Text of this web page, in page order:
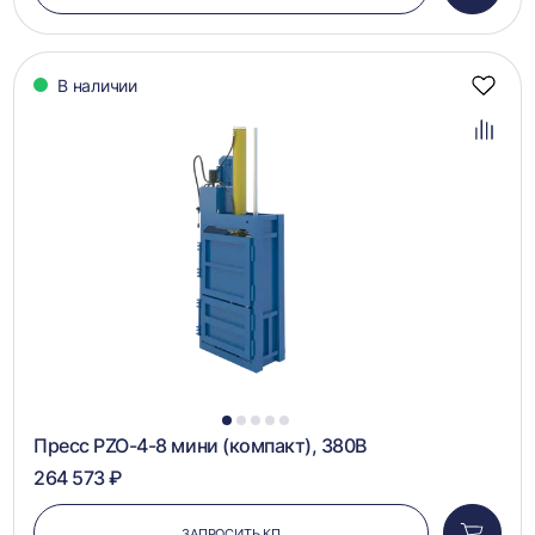
в
В наличии
1 2 3 4 5
Пресс PZO-4-8 мини (компакт), 380В
264 573 ₽